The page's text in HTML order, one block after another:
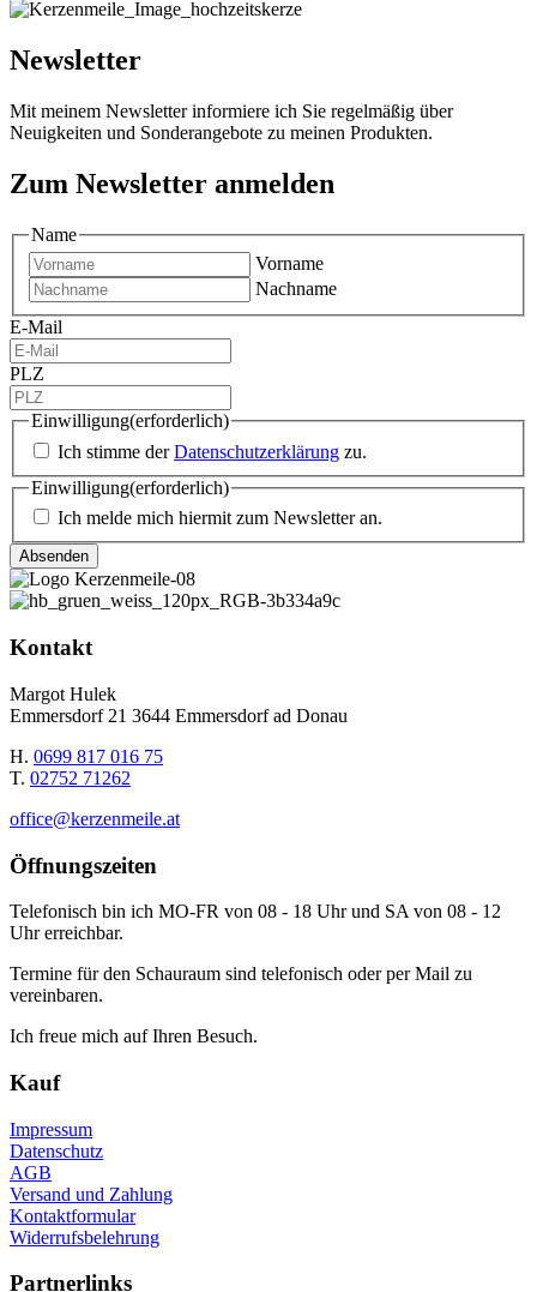
Newsletter
Mit meinem Newsletter informiere ich Sie regelmäßig über
Neuigkeiten und Sonderangebote zu meinen Produkten.
Zum Newsletter anmelden
Name
Vorname
Nachname
E-Mail
PLZ
Einwilligung(erforderlich)
Ich stimme derDatenschutzerklärung zu.
Einwilligung(erforderlich)
Ich melde mich hiermit zum Newsletter an.
Kontakt
Margot Hulek
Emmersdorf 21 3644 Emmersdorf ad Donau
H. 0699 817 016 75
T. 02752 71262
office@kerzenmeile.at
Öffnungszeiten
Telefonisch bin ich MO-FR von 08 - 18 Uhr und SA von 08 - 12
Uhr erreichbar.
Termine für den Schauraum sind telefonisch oder per Mail zu
vereinbaren.
Ich freue mich auf Ihren Besuch.
Kauf
Impressum
Datenschutz
AGB
Versand und Zahlung
Kontaktformular
Widerrufsbelehrung
Partnerlinks